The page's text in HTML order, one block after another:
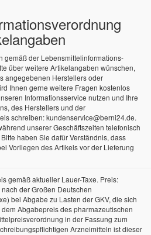
gemäß der Lebensmittel­informations­
über weitere Artikelangaben wünschen,
angegebenen Herstellers oder
Ihnen gerne weitere Fragen kostenlos
Informationsservice nutzen und Ihre
des Herstellers und der
schreiben: kundenservice@berni24.de.
unserer Geschäftszeiten telefonisch
haben Sie dafür Verständnis, dass
Vorliegen des Artikels vor der Lieferung
gemäß aktueller Lauer-Taxe. Preis:
der Großen Deutschen
bei Abgabe zu Lasten der GKV, die sich
Abgabepreis des pharmazeutischen
in der Fassung zum
Arzneimitteln ist dieser